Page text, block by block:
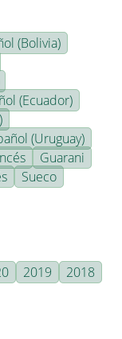
(Bolivia)
(Ecuador)
(Uruguay)
Guarani
Sueco
2019
2018